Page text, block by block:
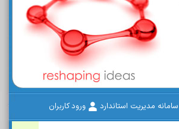
سامانه مدیریت استاندارد ورود کاربران